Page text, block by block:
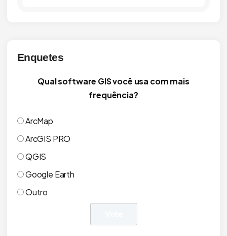
Enquetes
Qual software GIS você usa com mais
frequência?
ArcMap
ArcGIS PRO
QGIS
Google Earth
Outro